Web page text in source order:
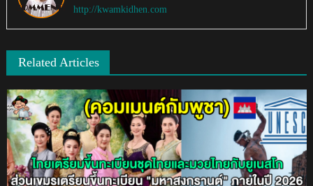
http://kwamkidhen.com
Related Articles